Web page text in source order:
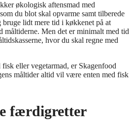
økologisk aftensmad med
du blot skal opvarme samt tilberede
lidt mere tid i køkkenet på at
måltiderne. Men det er minimalt med tid
hvor du skal regne med
eller vegetarmad, er Skagenfood
måltider altid vil være enten med fisk
færdigretter